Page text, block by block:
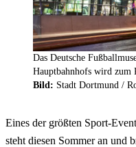
Das Deutsche
Hauptbahnhofs wird zum
Bild: Stadt Dortmund /
Eines der größten Sport-
steht diesen Sommer an und